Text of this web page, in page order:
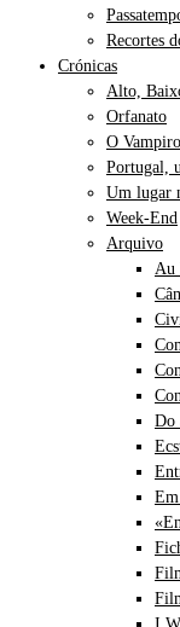
Recortes
Crónicas
Alto,
Orfanato
O
Portugal,
Um lugar
Week-End
Arquivo
Au
Do